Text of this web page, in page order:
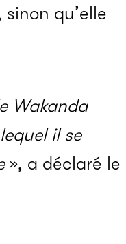
qu’elle
Wakanda
il se
», a déclaré le